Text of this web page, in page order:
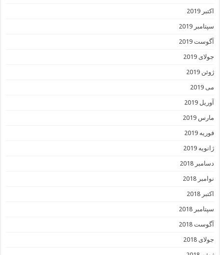
اکتبر 2019
سپتامبر 2019
آگوست 2019
جولای 2019
ژوئن 2019
می 2019
آوریل 2019
مارس 2019
فوریه 2019
ژانویه 2019
دسامبر 2018
نوامبر 2018
اکتبر 2018
سپتامبر 2018
آگوست 2018
جولای 2018